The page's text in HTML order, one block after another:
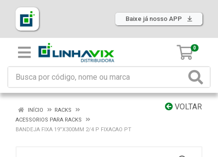
Baixe já nosso APP
0
VOLTAR
INÍCIO
RACKS
ACESSORIOS PARA RACKS
BANDEJA FIXA 19”X300MM 2/4 P FIXACAO PT